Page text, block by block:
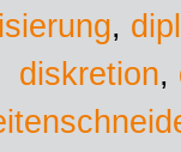
,
diskretion,